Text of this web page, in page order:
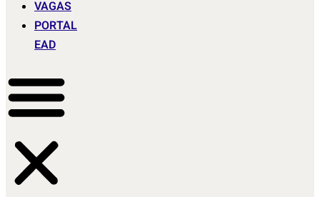
VAGAS
PORTAL
EAD